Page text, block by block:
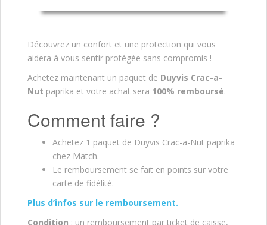
Découvrez un confort et une protection qui vous
aidera à vous sentir protégée sans compromis !
Achetez maintenant un paquet de Duyvis Crac-a-
Nut paprika et votre achat sera 100% remboursé.
Comment faire ?
Achetez 1 paquet de Duyvis Crac-a-Nut paprika
chez Match.
Le remboursement se fait en points sur votre
carte de fidélité.
Plus d’infos sur le remboursement.
Condition : un remboursement par ticket de caisse,